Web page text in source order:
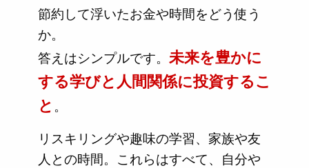
節約して浮いたお金や時間をどう使う
か。
答えはシンプルです。 未来を豊かに
する学びと人間関係に投資するこ
と 。
リスキリングや趣味の学習、家族や友
人との時間。これらはすべて、自分や